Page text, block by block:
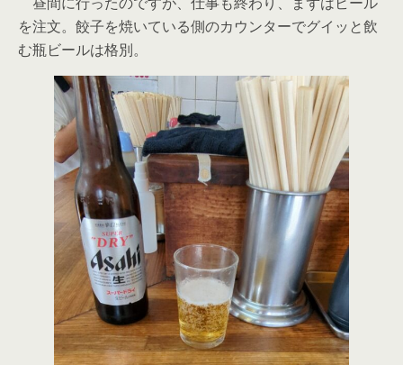
を注文。餃子を焼いている側のカウンターでグイッと飲
む瓶ビールは格別。